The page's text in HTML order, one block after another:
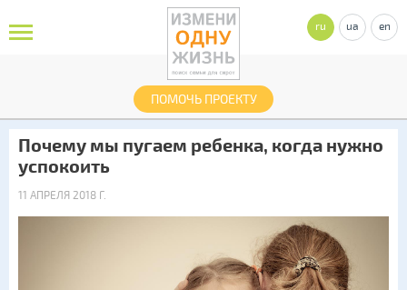
ПОМОЧЬ ПРОЕКТУ
ru ua en
Почему мы пугаем ребенка, когда нужно
успокоить
11 АПРЕЛЯ 2018 Г.